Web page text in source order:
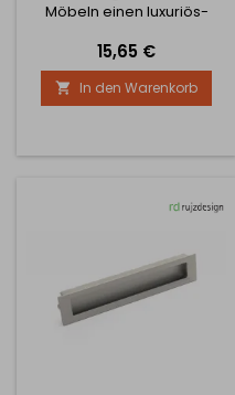
Möbeln einen luxuriös-
Der Griff ist in einer Länge
von 232 mm mit einem
Lochabstand von 92 mm
erhältlich und hat eine
Breite von 40 mm.
Preis
15,65 €
 In den Warenkorb